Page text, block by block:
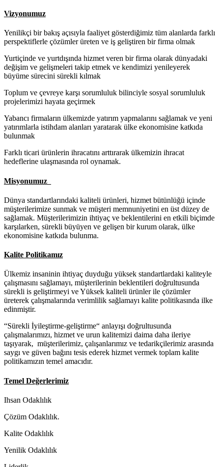
Vizyonumuz
Yenilikçi bir bakış açısıyla faaliyet gösterdiğimiz tüm alanlarda farklı
perspektiflerle çözümler üreten ve iş geliştiren bir firma olmak
Yurtiçinde ve yurtdışında hizmet veren bir firma olarak dünyadaki
değişim ve gelişmeleri takip etmek ve kendimizi yenileyerek
büyüme sürecini sürekli kılmak
Toplum ve çevreye karşı sorumluluk bilinciyle sosyal sorumluluk
projelerimizi hayata geçirmek
Yabancı firmaların ülkemizde yatırım yapmalarını sağlamak ve yeni
yatırımlarla istihdam alanları yaratarak ülke ekonomisine katkıda
bulunmak
Farklı ticari ürünlerin ihracatını arttırarak ülkemizin ihracat
hedeflerine ulaşmasında rol oynamak.
Misyonumuz
Dünya standartlarındaki kaliteli ürünleri, hizmet bütünlüğü içinde
müşterilerimize sunmak ve müşteri memnuniyetini en üst düzey de
sağlamak. Müşterilerimizin ihtiyaç ve beklentilerini en etkili biçimde
karşılarken, sürekli büyüyen ve gelişen bir kurum olarak, ülke
ekonomisine katkıda bulunma.
Kalite Politikamız
Ülkemiz insaninin ihtiyaç duyduğu yüksek standartlardaki kaliteyle
çalışmasını sağlamayı, müşterilerinin beklentileri doğrultusunda
sürekli is geliştirmeyi ve Yüksek kaliteli ürünler ile çözümler
üreterek çalışmalarında verimlilik sağlamayı kalite politikasında ilke
edinmiştir.
“Sürekli İyileştirme-geliştirme“ anlayışı doğrultusunda
çalışmalarımızı, hizmet ve urun kalitemizi daima daha ileriye
taşıyarak, müşterilerimiz, çalışanlarımız ve tedarikçilerimiz arasında
saygı ve güven bağını tesis ederek hizmet vermek toplam kalite
politikamızın temel amacıdır.
Temel Değerlerimiz
Ihsan Odaklılık
Çözüm Odaklılık.
Kalite Odaklılık
Yenilik Odaklılık